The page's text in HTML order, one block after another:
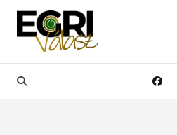
Skip
content